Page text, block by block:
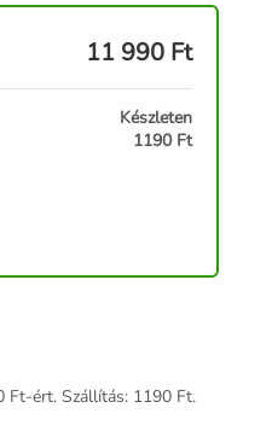
11 990 Ft
Készleten
1190 Ft
Ft-ért. Szállítás: 1190 Ft.